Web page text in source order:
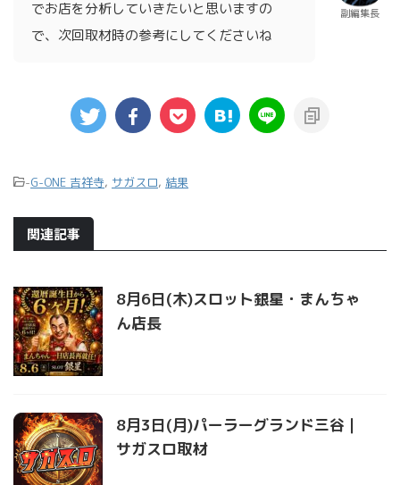
でお店を分析していきたいと思いますの
で、次回取材時の参考にしてくださいね
副編集長
-G-ONE 吉祥寺, サガスロ, 結果
関連記事
8月6日(木)スロット銀星・まんちゃ
ん店長
8月3日(月)パーラーグランド三谷｜
サガスロ取材